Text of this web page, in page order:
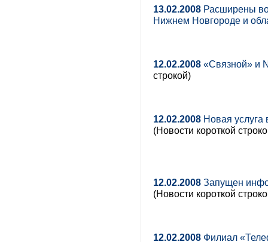
13.02.2008 Расширены
Нижнем Новгороде и
12.02.2008 «Связной» и
строкой)
12.02.2008 Новая услуга
(Новости короткой
12.02.2008 Запущен
(Новости короткой
12.02.2008 Филиал